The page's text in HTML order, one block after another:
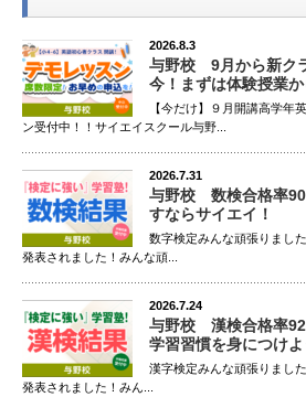
2026.8.3
与野校 9月から新ク
今！まずは体験授業か
【今だけ】９月開講高学
ン受付中！！サイエイスクール与野...
2026.7.31
与野校 数検合格率
すならサイエイ！
数字検定みんな頑張りまし
発表されました！みんな頑...
2026.7.24
与野校 漢検合格率92
学習習慣を身につけよ
漢字検定みんな頑張りまし
発表されました！みん...